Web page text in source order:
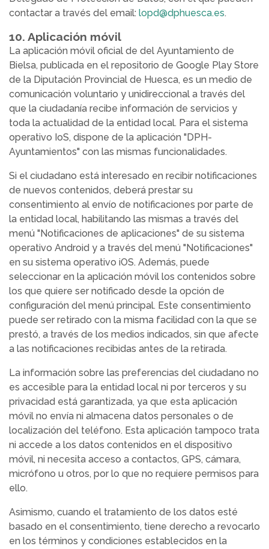
contactar a través del email: lopd@dphuesca.es.
10. Aplicación móvil
La aplicación móvil oficial de del Ayuntamiento de
Bielsa, publicada en el repositorio de Google Play Store
de la Diputación Provincial de Huesca, es un medio de
comunicación voluntario y unidireccional a través del
que la ciudadanía recibe información de servicios y
toda la actualidad de la entidad local. Para el sistema
operativo IoS, dispone de la aplicación "DPH-
Ayuntamientos" con las mismas funcionalidades.
Si el ciudadano está interesado en recibir notificaciones
de nuevos contenidos, deberá prestar su
consentimiento al envío de notificaciones por parte de
la entidad local, habilitando las mismas a través del
menú "Notificaciones de aplicaciones" de su sistema
operativo Android y a través del menú "Notificaciones"
en su sistema operativo iOS. Además, puede
seleccionar en la aplicación móvil los contenidos sobre
los que quiere ser notificado desde la opción de
configuración del menú principal. Este consentimiento
puede ser retirado con la misma facilidad con la que se
prestó, a través de los medios indicados, sin que afecte
a las notificaciones recibidas antes de la retirada.
La información sobre las preferencias del ciudadano no
es accesible para la entidad local ni por terceros y su
privacidad está garantizada, ya que esta aplicación
móvil no envía ni almacena datos personales o de
localización del teléfono. Esta aplicación tampoco trata
ni accede a los datos contenidos en el dispositivo
móvil, ni necesita acceso a contactos, GPS, cámara,
micrófono u otros, por lo que no requiere permisos para
ello.
Asimismo, cuando el tratamiento de los datos esté
basado en el consentimiento, tiene derecho a revocarlo
en los términos y condiciones establecidos en la